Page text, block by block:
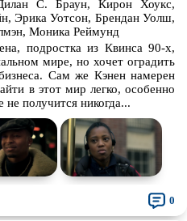
С. Браун, Кирон Хоукс,
Эрика Уотсон, Брендан Уолш,
Моника Реймунд
подростка из Квинса 90-х,
мире, но хочет оградить
Сам же Кэнен намерен
в этот мир легко, особенно
получится никогда...
0